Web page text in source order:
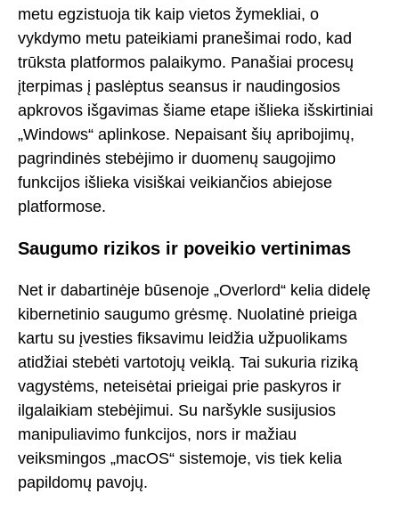
metu egzistuoja tik kaip vietos žymekliai, o
vykdymo metu pateikiami pranešimai rodo, kad
trūksta platformos palaikymo. Panašiai procesų
įterpimas į paslėptus seansus ir naudingosios
apkrovos išgavimas šiame etape išlieka išskirtiniai
„Windows“ aplinkose. Nepaisant šių apribojimų,
pagrindinės stebėjimo ir duomenų saugojimo
funkcijos išlieka visiškai veikiančios abiejose
platformose.
Saugumo rizikos ir poveikio vertinimas
Net ir dabartinėje būsenoje „Overlord“ kelia didelę
kibernetinio saugumo grėsmę. Nuolatinė prieiga
kartu su įvesties fiksavimu leidžia užpuolikams
atidžiai stebėti vartotojų veiklą. Tai sukuria riziką
vagystėms, neteisėtai prieigai prie paskyros ir
ilgalaikiam stebėjimui. Su naršykle susijusios
manipuliavimo funkcijos, nors ir mažiau
veiksmingos „macOS“ sistemoje, vis tiek kelia
papildomų pavojų.